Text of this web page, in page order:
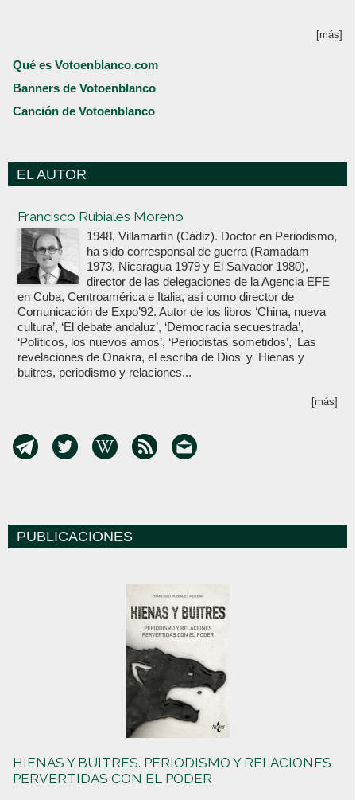
[más]
Qué es Votoenblanco.com
Banners de Votoenblanco
Canción de Votoenblanco
EL AUTOR
Francisco Rubiales Moreno
1948, Villamartín (Cádiz). Doctor en Periodismo,
ha sido corresponsal de guerra (Ramadam
1973, Nicaragua 1979 y El Salvador 1980),
director de las delegaciones de la Agencia EFE
en Cuba, Centroamérica e Italia, así como director de
Comunicación de Expo’92. Autor de los libros ‘China, nueva
cultura’, ‘El debate andaluz’, ‘Democracia secuestrada’,
‘Políticos, los nuevos amos’, ‘Periodistas sometidos’, 'Las
revelaciones de Onakra, el escriba de Dios' y 'Hienas y
buitres, periodismo y relaciones...
[más]
PUBLICACIONES
HIENAS Y BUITRES. PERIODISMO Y RELACIONES
PERVERTIDAS CON EL PODER